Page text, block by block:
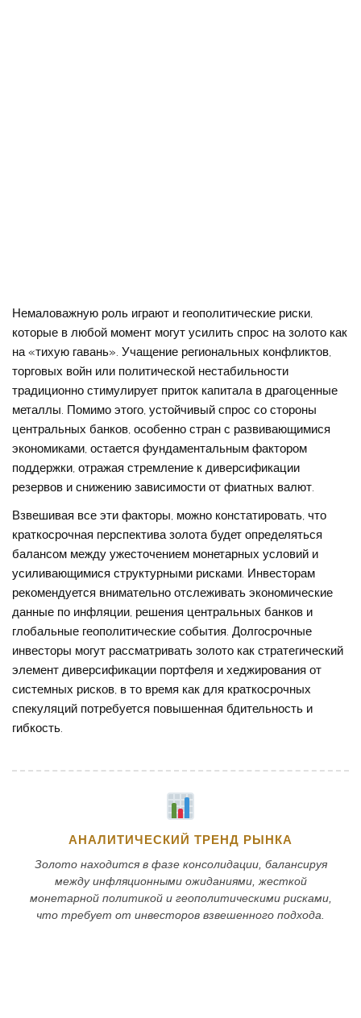
Немаловажную роль играют и геополитические риски,
которые в любой момент могут усилить спрос на золото как
на «тихую гавань». Учащение региональных конфликтов,
торговых войн или политической нестабильности
традиционно стимулирует приток капитала в драгоценные
металлы. Помимо этого, устойчивый спрос со стороны
центральных банков, особенно стран с развивающимися
экономиками, остается фундаментальным фактором
поддержки, отражая стремление к диверсификации
резервов и снижению зависимости от фиатных валют.
Взвешивая все эти факторы, можно констатировать, что
краткосрочная перспектива золота будет определяться
балансом между ужесточением монетарных условий и
усиливающимися структурными рисками. Инвесторам
рекомендуется внимательно отслеживать экономические
данные по инфляции, решения центральных банков и
глобальные геополитические события. Долгосрочные
инвесторы могут рассматривать золото как стратегический
элемент диверсификации портфеля и хеджирования от
системных рисков, в то время как для краткосрочных
спекуляций потребуется повышенная бдительность и
гибкость.
АНАЛИТИЧЕСКИЙ ТРЕНД РЫНКА
Золото находится в фазе консолидации, балансируя
между инфляционными ожиданиями, жесткой
монетарной политикой и геополитическими рисками,
что требует от инвесторов взвешенного подхода.